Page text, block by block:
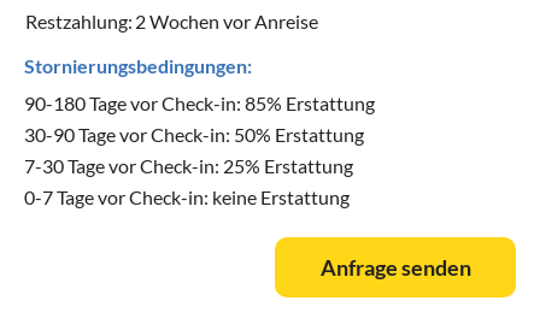
Restzahlung: 2 Wochen vor Anreise
Stornierungsbedingungen:
90-180 Tage vor Check-in: 85% Erstattung
30-90 Tage vor Check-in: 50% Erstattung
7-30 Tage vor Check-in: 25% Erstattung
0-7 Tage vor Check-in: keine Erstattung
Anfrage senden